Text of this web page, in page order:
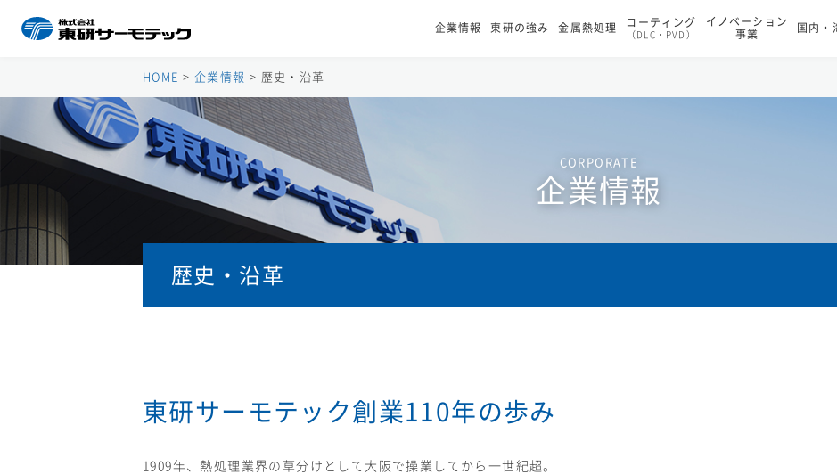
企業情報 東研の強み 金属熱処理 コーティング
（DLC・PVD）
イノベーション
事業
国内・
HOME > 企業情報 > 歴史・沿革
CORPORATE
企業情報
歴史・沿革
東研サーモテック創業110年の歩み
1909年、熱処理業界の草分けとして大阪で操業してから一世紀超。